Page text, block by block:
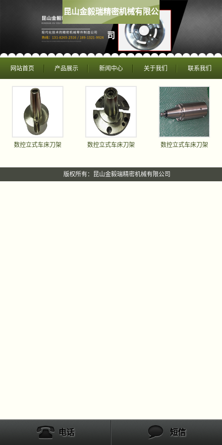
昆山金毅瑞精密机械有限公
司
网站首页 产品展示 新闻中心 关于我们 联系我们
数控立式车床刀架 数控立式车床刀架 数控立式车床刀架
版权所有：昆山金毅瑞精密机械有限公司
电话 短信